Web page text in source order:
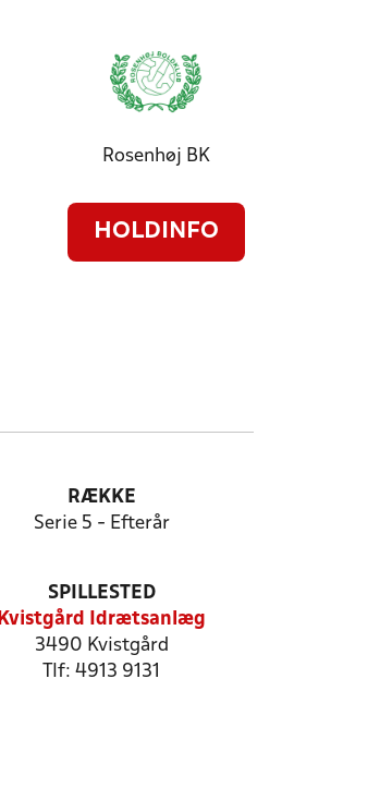
Rosenhøj BK
HOLDINFO
RÆKKE
Serie 5 - Efterår
SPILLESTED
Kvistgård Idrætsanlæg
3490 Kvistgård
Tlf: 4913 9131